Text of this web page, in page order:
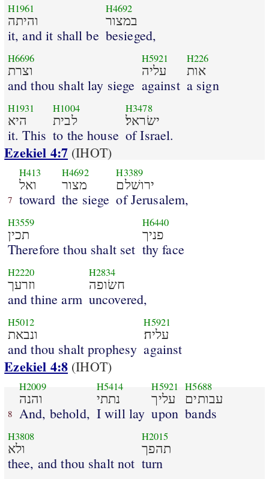
H1961
והיתה
it, and it shall be
H4692
במצור
besieged,
H6696
וצרת
and thou shalt lay siege
H5921
עליה
against
H226
אות
a sign
H1931
היא
it. This
H1004
לבית
to the house
H3478
ישׂראל׃
of Israel.
Ezekiel 4:7 (IHOT)
7
H413
ואל
toward
H4692
מצור
the siege
H3389
ירושׁלם
of Jerusalem,
H3559
תכין
Therefore thou shalt set
H6440
פניך
thy face
H2220
וזרעך
and thine arm
H2834
חשׂופה
uncovered,
H5012
ונבאת
and thou shalt prophesy
H5921
עליה׃
against
Ezekiel 4:8 (IHOT)
8
H2009
והנה
And, behold,
H5414
נתתי
I will lay
H5921
עליך
upon
H5688
עבותים
bands
H3808
ולא
thee, and thou shalt not
H2015
תהפך
turn